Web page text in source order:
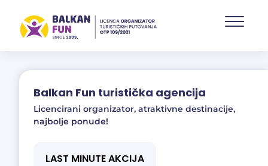
main
Balkan Fun turistička agencija
Licencirani organizator, atraktivne destinacije,
najbolje ponude!
LAST MINUTE AKCIJA